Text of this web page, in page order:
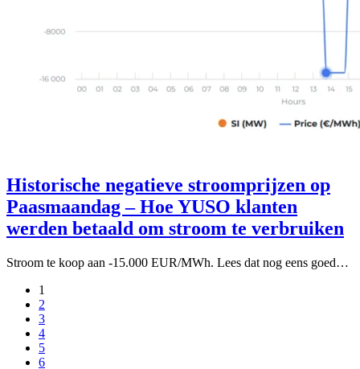
Historische negatieve stroomprijzen op
Paasmaandag – Hoe YUSO klanten
werden betaald om stroom te verbruiken
Stroom te koop aan -15.000 EUR/MWh. Lees dat nog eens goed…
1
2
3
4
5
6